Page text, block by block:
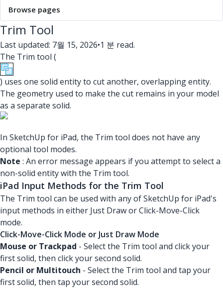
Browse pages
Trim Tool
Last updated: 7월 15, 2026•1 분 read.
The Trim tool (
) uses one solid entity to cut another, overlapping entity.
The geometry used to make the cut remains in your model
as a separate solid.
In SketchUp for iPad, the Trim tool does not have any
optional tool modes.
Note : An error message appears if you attempt to select a
non-solid entity with the Trim tool.
iPad Input Methods for the Trim Tool
The Trim tool can be used with any of SketchUp for iPad's
input methods in either Just Draw or Click-Move-Click
mode.
Click-Move-Click Mode or Just Draw Mode
Mouse or Trackpad - Select the Trim tool and click your
first solid, then click your second solid.
Pencil or Multitouch - Select the Trim tool and tap your
first solid, then tap your second solid.